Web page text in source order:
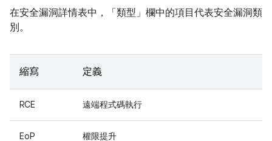
在安全漏洞詳情表中，「類型」 欄中的項目代表安全漏洞類
別。
縮寫 定義
RCE 遠端程式碼執行
EoP 權限提升